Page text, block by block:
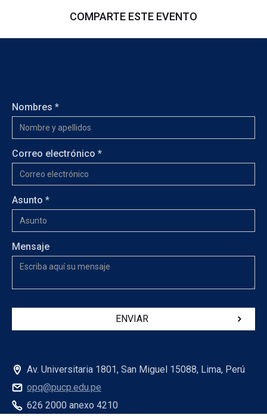
COMPARTE ESTE EVENTO
Nombres *
Correo electrónico *
Asunto *
Mensaje
Av. Universitaria 1801, San Miguel 15088, Lima, Perú
opq@pucp.edu.pe
626 2000 anexo 4210